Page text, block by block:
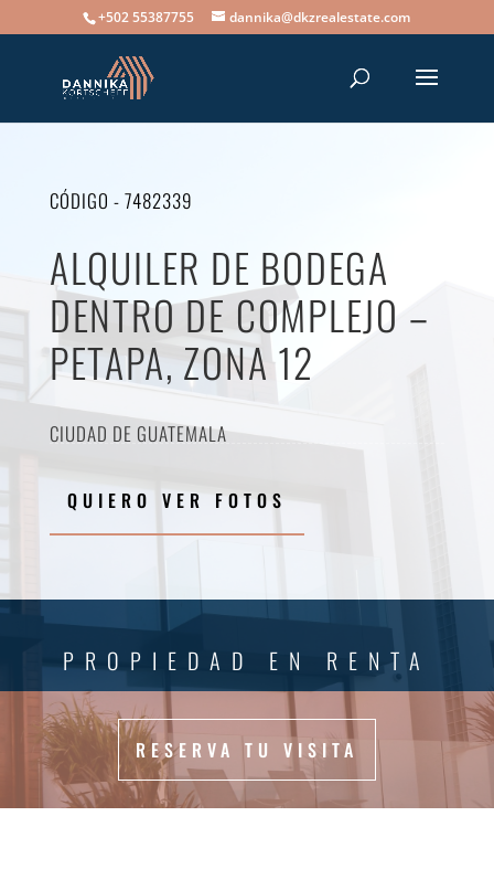
+502 55387755 dannika@dkzrealestate.com
CÓDIGO - 7482339
ALQUILER DE BODEGA
DENTRO DE COMPLEJO –
PETAPA, ZONA 12
CIUDAD DE GUATEMALA
QUIERO VER FOTOS
PROPIEDAD EN RENTA
RESERVA TU VISITA